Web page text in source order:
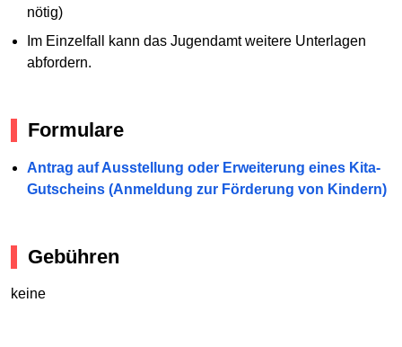
nötig)
Im Einzelfall kann das Jugendamt weitere Unterlagen
abfordern.
Formulare
Antrag auf Ausstellung oder Erweiterung eines Kita-
Gutscheins (Anmeldung zur Förderung von Kindern)
Gebühren
keine